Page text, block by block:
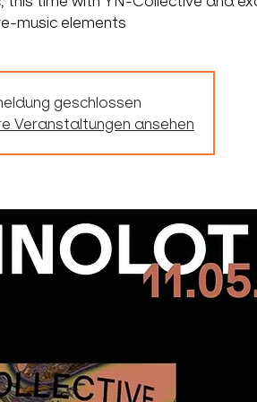
music elements
geschlossen
Veranstaltungen ansehen